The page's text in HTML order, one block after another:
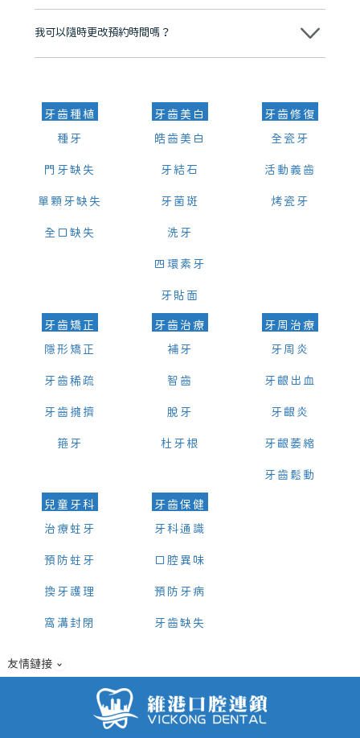
可以。維港口腔會按照當日匯率轉算收取費用，而匯率會及時告知客人
我可以隨時更改預約時間嗎？
可以，請盡早通過wechat或whatsapp聯絡我們，告知我們你原本預約
牙齒種植
種牙
門牙缺失
單顆牙缺失
全口缺失
牙齒美白
皓齒美白
牙結石
牙菌斑
洗牙
四環素牙
牙貼面
牙齒修復
全瓷牙
活動義齒
烤瓷牙
牙齒矯正
隱形矯正
牙齒稀疏
牙齒擁擠
箍牙
牙齒治療
補牙
智齒
脫牙
杜牙根
牙周治療
牙周炎
牙齦出血
牙齦炎
牙齦萎縮
牙齒鬆動
兒童牙科
治療蛀牙
預防蛀牙
換牙護理
窩溝封閉
牙齒保健
牙科通識
口腔異味
預防牙病
牙齒缺失
友情鏈接